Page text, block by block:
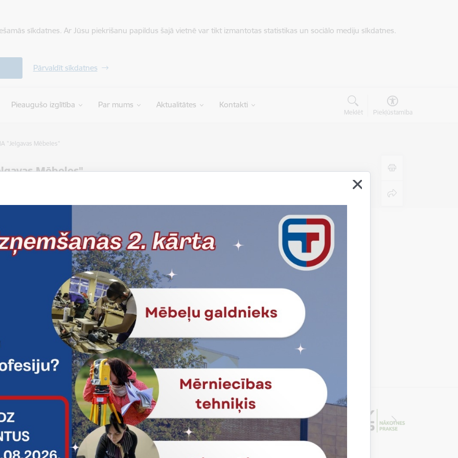
sīkdatnes. Ar Jūsu piekrišanu papildus šajā vietnē var tikt izmantotas statistikas un sociālo mediju sīkdatnes.
Pārvaldīt sīkdatnes
Pieaugušo izglītība Par mums Aktualitātes Kontakti
Meklēt Piekļūstamība
"Jelgavas Mēbeles"
Mēbeles"
Valdes loceklis Māris Upenieks
Reģ.Nr.: 41703007201
adrese: Lāču iela 42, Jelgava, LV-3001
Tālrunis
+371 23025222 Mēbeļu galdnieks